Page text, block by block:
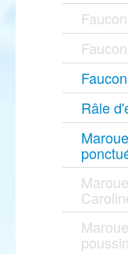
Râle
poussin